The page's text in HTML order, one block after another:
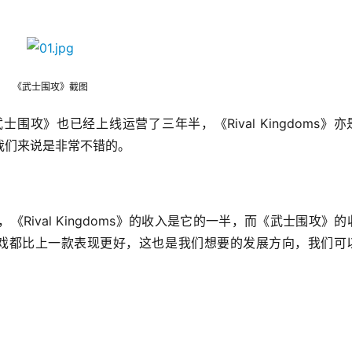
《武士围攻》截图
围攻》也已经上线运营了三年半，《Rival Kingdoms》亦
来说是非常不错的。
《Rival Kingdoms》的收入是它的一半，而《武士围攻》的
比上一款表现更好，这也是我们想要的发展方向，我们可